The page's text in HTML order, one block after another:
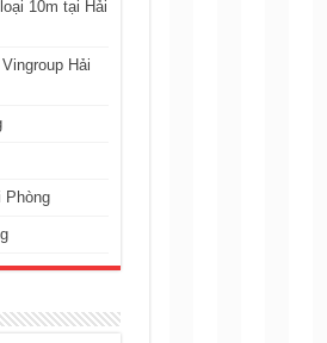
10m tại Hải
Hải
Phòng